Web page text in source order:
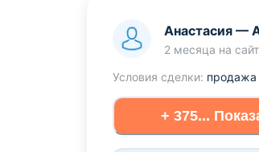
Анастасия —
2 месяца на
Условия сделки: продажа
+ 375...